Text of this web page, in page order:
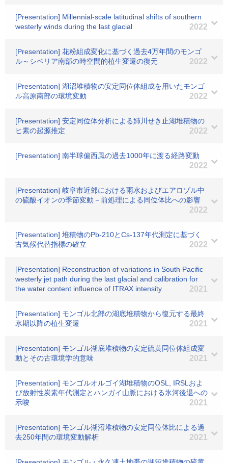
[Presentation] Millennial-scale latitudinal shifts of southern
westerly winds during the last glacial
2022
[Presentation] 花粉組成変化に基づく過去4万年間のモンゴ
ル～シベリア南部の時空間的植生変遷の復元
2022
[Presentation] 湖沼堆積物の安定同位体組成を用いたモンゴ
ル高原南部の環境変動
2022
[Presentation] 安定同位体分析による姉川せき止湖堆積物の
ヒ素の起源推定
2022
[Presentation] 南半球偏西風の過去1000年に渡る経路変動
2022
[Presentation] 岐阜市近郊における雨水およびエアロゾル中
の硫酸イオンの季節変動－前処理による同位体比への影響
2022
[Presentation] 堆積物のPb-210とCs-137年代測定に基づく
古気候代替指標の確立
2022
[Presentation] Reconstruction of variations in South Pacific
westerly jet path during the last glacial and calibration for
the water content influence of ITRAX intensity
2021
[Presentation] モンゴル北部の湖底堆積物から復元する最終
氷期以降の植生変遷
2021
[Presentation] モンゴル湖底堆積物の安定硫黄同位体組成変
動とその古環境学的意味
2021
[Presentation] モンゴルオルゴイ湖堆積物のOSL, IRSLおよ
び放射性炭素年代測定とハンガイ山脈における氷河後退への
示唆
2021
[Presentation] モンゴル湖沼堆積物の安定同位体比による過
去250年間の環境変動解析
2021